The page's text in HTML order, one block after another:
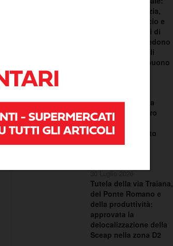
dialogo sull’edilizia,
scontro su bilancio e
TARI. I consiglieri di
centrodestra chiedono
le dimissioni degli
assessori Santobuono
La Regione Puglia
chiede al Ministero
dell’Ambiente il
commissariamento
dell’ex discarica
30 Luglio 2026
Tutela della via Traiana,
del Ponte Romano e
della produttività:
approvata la
delocalizzazione della
Sceap nella zona D2